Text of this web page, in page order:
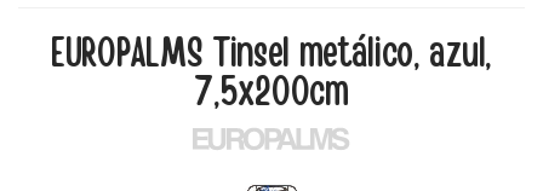
EUROPALMS Tinsel metálico, azul,
7,5x200cm